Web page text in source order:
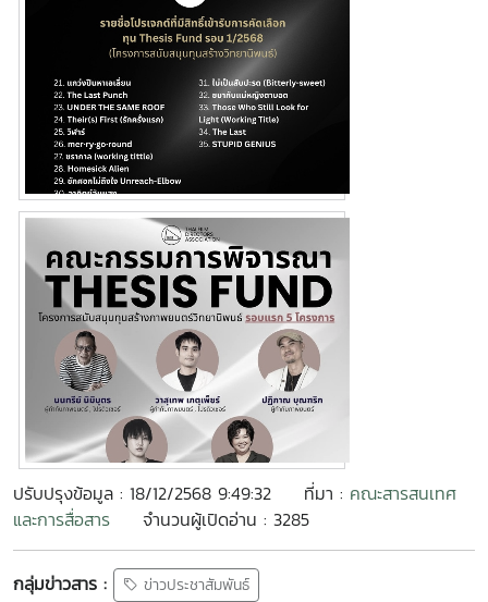
ปรับปรุงข้อมูล : 18/12/2568 9:49:32 ที่มา : คณะสารสนเทศ
และการสื่อสาร
จำนวนผู้เปิดอ่าน : 3285
กลุ่มข่าวสาร : ข่าวประชาสัมพันธ์